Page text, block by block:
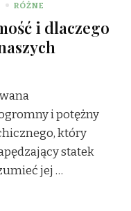
RÓŻNE
i dlaczego
i potężny
który
statek
jej …